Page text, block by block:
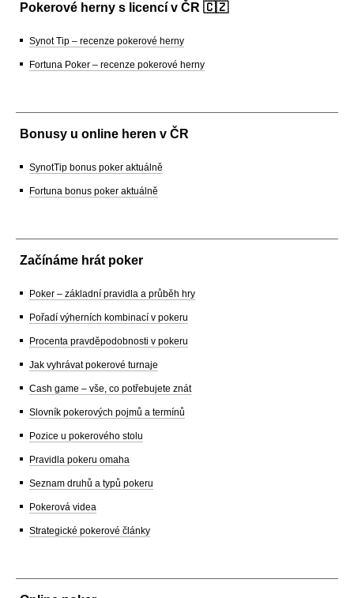
Pokerové herny s licencí v ČR 🇨🇿
Synot Tip – recenze pokerové herny
Fortuna Poker – recenze pokerové herny
Bonusy u online heren v ČR
SynotTip bonus poker aktuálně
Fortuna bonus poker aktuálně
Začínáme hrát poker
Poker – základní pravidla a průběh hry
Pořadí výherních kombinací v pokeru
Procenta pravděpodobnosti v pokeru
Jak vyhrávat pokerové turnaje
Cash game – vše, co potřebujete znát
Slovník pokerových pojmů a termínů
Pozice u pokerového stolu
Pravidla pokeru omaha
Seznam druhů a typů pokeru
Pokerová videa
Strategické pokerové články